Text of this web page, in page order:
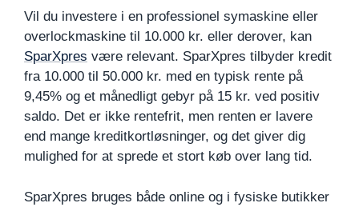
Vil du investere i en professionel symaskine eller
overlockmaskine til 10.000 kr. eller derover, kan
SparXpres være relevant. SparXpres tilbyder kredit
fra 10.000 til 50.000 kr. med en typisk rente på
9,45% og et månedligt gebyr på 15 kr. ved positiv
saldo. Det er ikke rentefrit, men renten er lavere
end mange kreditkortløsninger, og det giver dig
mulighed for at sprede et stort køb over lang tid.
SparXpres bruges både online og i fysiske butikker